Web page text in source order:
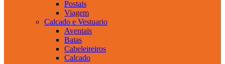
Postais
Viagem
Calcado e Vestuario
Aventais
Batas
Cabeleireiros
Calcado